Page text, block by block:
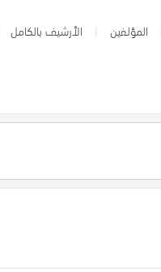
المؤلفين الأرشيف بالكامل